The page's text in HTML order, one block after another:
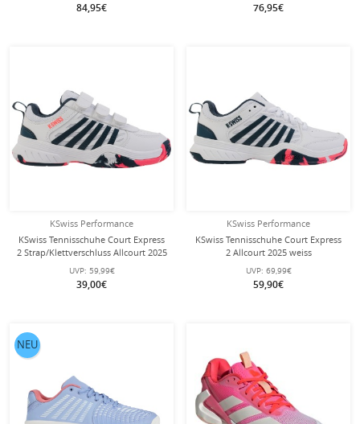
84,95€ 76,95€
KSwiss Performance
KSwiss Tennisschuhe Court Express
2 Strap/Klettverschluss Allcourt 2025
weiss Klein-/Kinder
UVP: 59,99€
39,00€
KSwiss Performance
KSwiss Tennisschuhe Court Express
2 Allcourt 2025 weiss
Kinder/Junioren
UVP: 69,99€
59,90€
NEU